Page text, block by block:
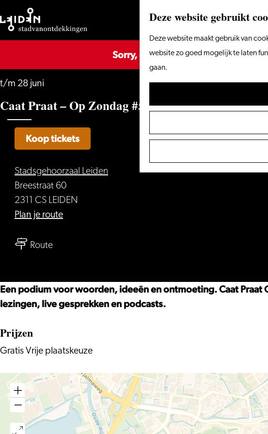
Deze website gebruikt
Deze website maakt gebruik van
website zo goed mogelijk te laten
gaan.
Ga
de
homepage
Sorry, deze activiteit is niet meer
t/m 28 juni
Caat Praat – Op Zondag #5
Stadsgehoorzaal Leiden
Breestraat 60
2311 CS LEIDEN
Plan je routenaar
Zondag
#5
Routenaar
–
Op
Koop tickets
Een podium voor woorden, ideeën en ontmoeting. Caat
lezingen, live gesprekken en podcasts.
Prijzen
Gratis Vrije plaatskeuze